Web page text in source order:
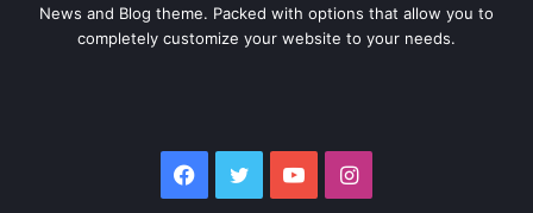
News and Blog theme. Packed with options that allow you to
completely customize your website to your needs.
Facebook
Twitter YouTubeInstagram